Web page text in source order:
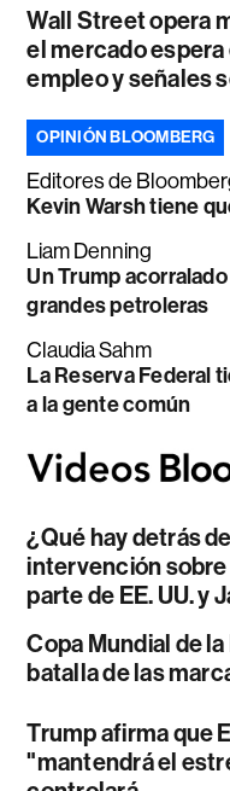
Wall Street opera
el mercado
empleo y señales
OPINIÓN BLOOMBERG
Editores de
Kevin Warsh tiene
Liam Denning
Un Trump
grandes petroleras
Claudia Sahm
La Reserva Federal
a la gente común
¿Qué hay detrás
intervención sobre
parte de EE. UU. y
Copa Mundial de la
batalla de las
Trump afirma que
"mantendrá el